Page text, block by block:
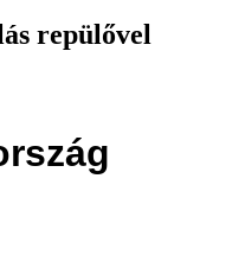
repülővel